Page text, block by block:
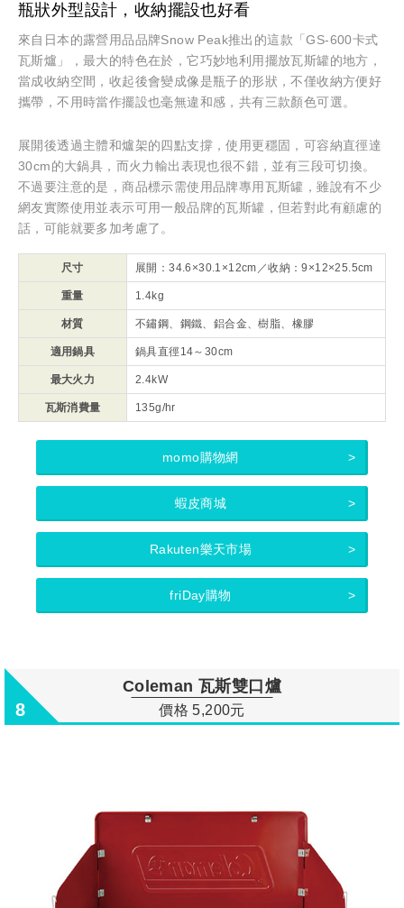
瓶狀外型設計，收納擺設也好看
來自日本的露營用品品牌Snow Peak推出的這款「GS-600卡式
瓦斯爐」，最大的特色在於，它巧妙地利用擺放瓦斯罐的地方，
當成收納空間，收起後會變成像是瓶子的形狀，不僅收納方便好
攜帶，不用時當作擺設也毫無違和感，共有三款顏色可選。
展開後透過主體和爐架的四點支撐，使用更穩固，可容納直徑達
30cm的大鍋具，而火力輸出表現也很不錯，並有三段可切換。
不過要注意的是，商品標示需使用品牌專用瓦斯罐，雖說有不少
網友實際使用並表示可用一般品牌的瓦斯罐，但若對此有顧慮的
話，可能就要多加考慮了。
尺寸 展開：34.6×30.1×12cm／收納：9×12×25.5cm
重量 1.4kg
材質 不鏽鋼、鋼鐵、鋁合金、樹脂、橡膠
適用鍋具 鍋具直徑14～30cm
最大火力 2.4kW
瓦斯消費量 135g/hr
momo購物網
蝦皮商城
Rakuten樂天市場
friDay購物
8
Coleman 瓦斯雙口爐
價格 5,200元